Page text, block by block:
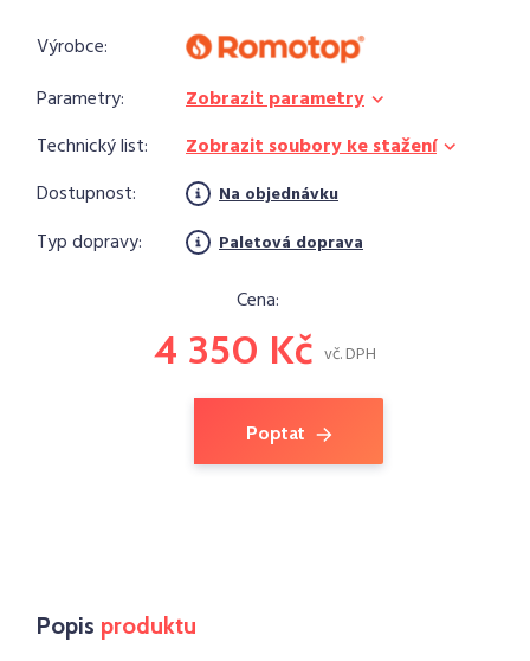
Výrobce:
Parametry:
Zobrazit parametry
Technický list:
Zobrazit soubory ke stažení
Dostupnost:
Na objednávku
Typ dopravy: Paletová doprava
Cena:
4 350 Kč vč. DPH
Poptat
Popis produktu